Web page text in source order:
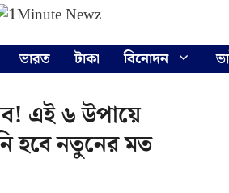
ভারত টাকা বিনোদন
এই ৬ উপায়ে
হবে নতুনের মত